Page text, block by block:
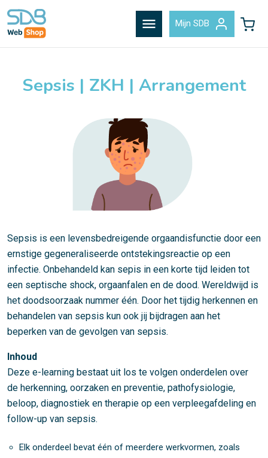
menu Mijn SDB
Sepsis | ZKH | Arrangement
Sepsis is een levensbedreigende orgaandisfunctie door een
ernstige gegeneraliseerde ontstekingsreactie op een
infectie. Onbehandeld kan sepis in een korte tijd leiden tot
een septische shock, orgaanfalen en de dood. Wereldwijd is
het doodsoorzaak nummer één. Door het tijdig herkennen en
behandelen van sepsis kun ook jij bijdragen aan het
beperken van de gevolgen van sepsis.
Inhoud
Deze e-learning bestaat uit los te volgen onderdelen over
de herkenning, oorzaken en preventie, pathofysiologie,
beloop, diagnostiek en therapie op een verpleegafdeling en
follow-up van sepsis.
Elk onderdeel bevat één of meerdere werkvormen, zoals